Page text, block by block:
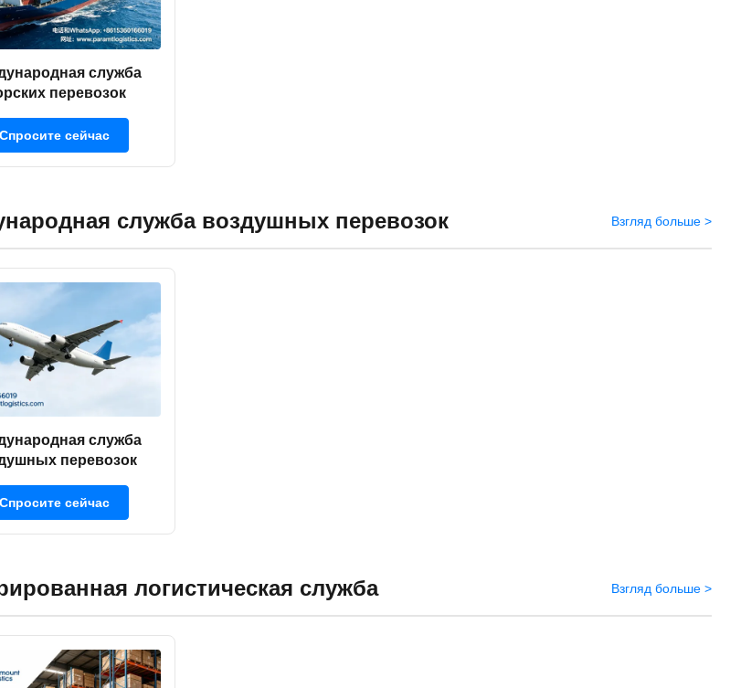
служба
перевозок
Спросите сейчас
служба воздушных перевозок Взгляд больше >
служба
перевозок
Спросите сейчас
логистическая служба Взгляд больше >